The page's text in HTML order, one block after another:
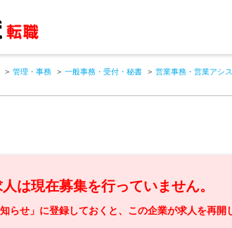
管理・事務 一般事務・受付・秘書 営業事務・営業アシ
は現在募集を行っていません。
知らせ」に登録しておくと、この企業が求人を再開